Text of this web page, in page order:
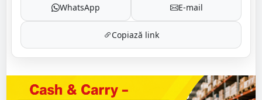
WhatsApp E-mail
Copiază link